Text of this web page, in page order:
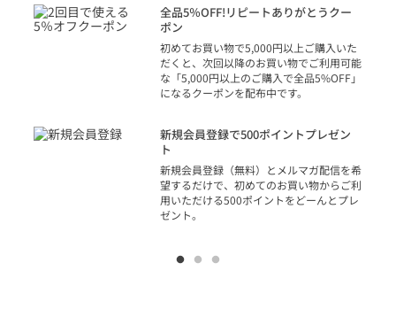
全品5％OFF!リピートありがとうクー
ポン
初めてお買い物で5,000円以上ご購入いた
だくと、次回以降のお買い物でご利用可能
な「5,000円以上のご購入で全品5%OFF」
になるクーポンを配布中です。
新規会員登録で500ポイントプレゼン
ト
新規会員登録（無料）とメルマガ配信を希
望するだけで、初めてのお買い物からご利
用いただける500ポイントをどーんとプレ
ゼント。